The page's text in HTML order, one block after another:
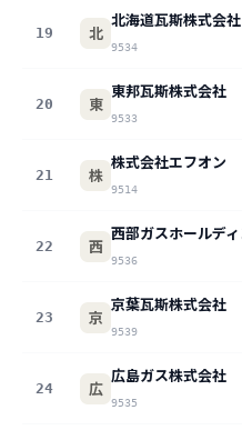
19 北
北海道瓦斯株式会社
9534
20 東
東邦瓦斯株式会社
9533
21 株
株式会社エフオン
9514
22 西
9536
23 京
京葉瓦斯株式会社
9539
24 広
広島ガス株式会社
9535